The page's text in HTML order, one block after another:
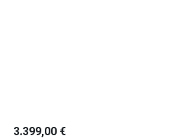
3.399,00 €